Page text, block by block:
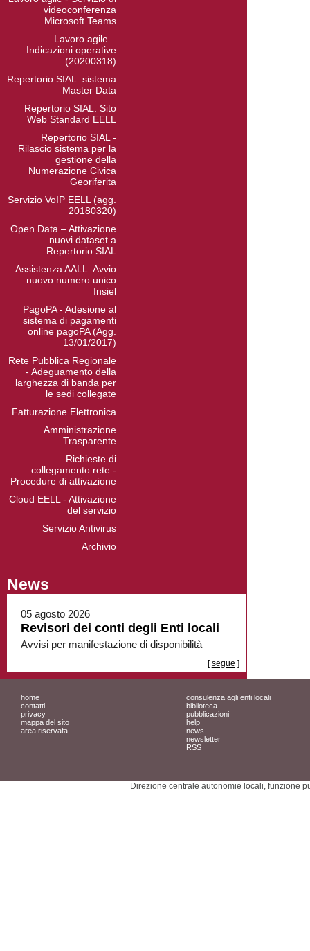
videoconferenza
Microsoft Teams
Lavoro agile –
Indicazioni operative
(20200318)
Repertorio SIAL: sistema
Master Data
Repertorio SIAL: Sito
Web Standard EELL
Repertorio SIAL -
Rilascio sistema per la
gestione della
Numerazione Civica
Georiferita
Servizio VoIP EELL (agg.
20180320)
Open Data – Attivazione
nuovi dataset a
Repertorio SIAL
Assistenza AALL: Avvio
nuovo numero unico
Insiel
PagoPA - Adesione al
sistema di pagamenti
online pagoPA (Agg.
13/01/2017)
Rete Pubblica Regionale
- Adeguamento della
larghezza di banda per
le sedi collegate
Fatturazione Elettronica
Amministrazione
Trasparente
Richieste di
collegamento rete -
Procedure di attivazione
Cloud EELL - Attivazione
del servizio
Servizio Antivirus
Archivio
News
05 agosto 2026
Revisori dei conti degli Enti locali
Avvisi per manifestazione di disponibilità
[segue ]
home
contatti
privacy
mappa del sito
area riservata
consulenza agli enti locali
biblioteca
pubblicazioni
help
news
newsletter
RSS
Direzione centrale autonomie locali, funzione